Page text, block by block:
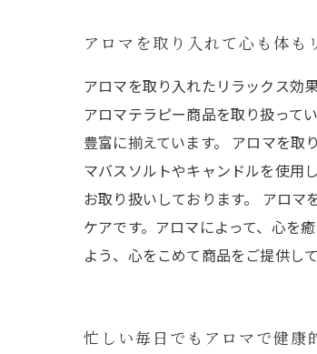
アロマを取り入れて心も体も
アロマを取り入れたリラックス効
アロマテラピー商品を取り扱って
豊富に揃えています。 アロマを取
マバスソルトやキャンドルを使用
お取り扱いしております。 アロマ
ケアです。アロマによって、心を
よう、心をこめて商品をご提供して
忙しい毎日でもアロマで健康